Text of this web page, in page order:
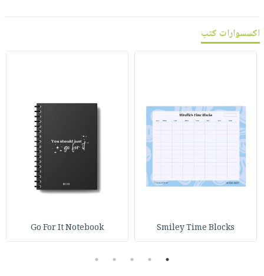
اكسسوارات كتب
Smiley Time Blocks
Go For It Notebook
1
2
3
4
5